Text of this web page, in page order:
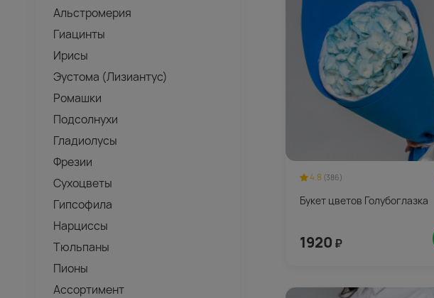
Альстромерия
Гиацинты
Ирисы
Эустома (Лизиантус)
Ромашки
Подсолнухи
Гладиолусы
Фрезии
Сухоцветы
Гипсофила
Нарциссы
Тюльпаны
Пионы
Ассортимент
4.8 (386)
Букет цветов Голубоглазка
1920 ₽